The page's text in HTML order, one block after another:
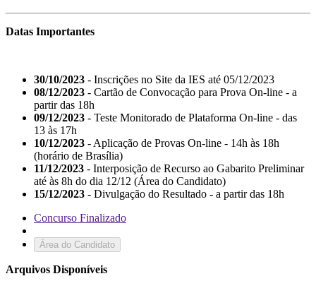
Datas Importantes
30/10/2023 - Inscrições no Site da IES até 05/12/2023
08/12/2023 - Cartão de Convocação para Prova On-line - a
partir das 18h
09/12/2023 - Teste Monitorado de Plataforma On-line - das
13 às 17h
10/12/2023 - Aplicação de Provas On-line - 14h às 18h
(horário de Brasília)
11/12/2023 - Interposição de Recurso ao Gabarito Preliminar
até às 8h do dia 12/12 (Área do Candidato)
15/12/2023 - Divulgação do Resultado - a partir das 18h
Concurso Finalizado
Área do Candidato
Arquivos Disponíveis